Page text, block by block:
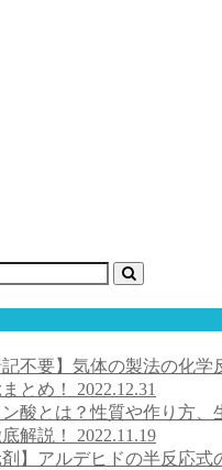
記不要】気体の製法の化
とめ！ 2022.12.31
ン酸とは？性質や作り方、
解説！ 2022.11.19
剤】アルデヒドの半反応